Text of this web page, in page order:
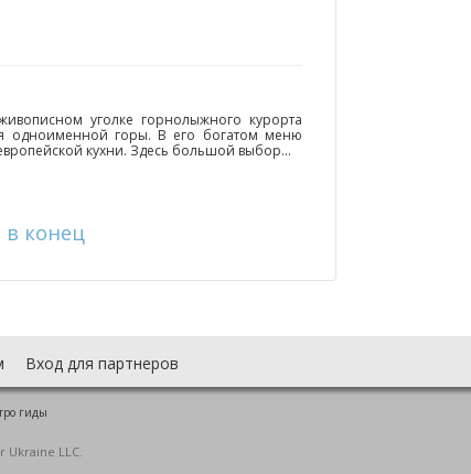
уголке горнолыжного курорта
одноименной горы. В его богатом меню
кухни. Здесь большой выбор...
в конец
Вход для партнеров
гиды
LLC.